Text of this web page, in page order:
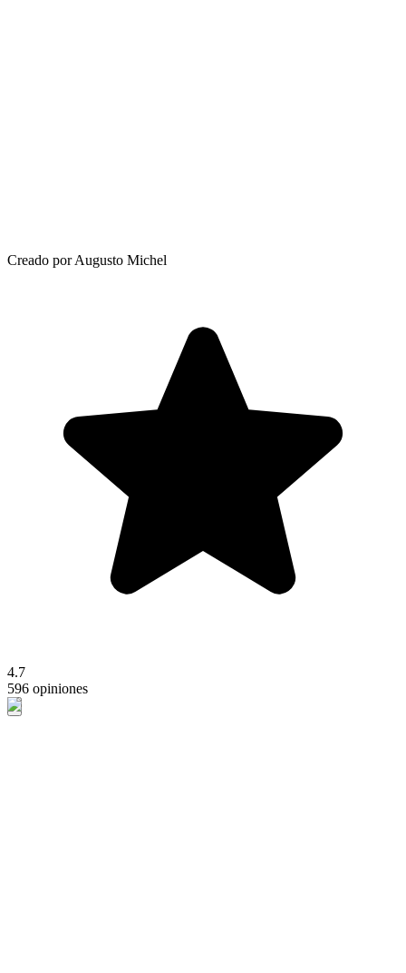
Creado por Augusto Michel
4.7
596 opiniones